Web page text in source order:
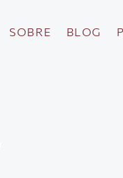
SOBRE BLOG